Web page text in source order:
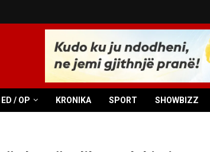
ED / OP KRONIKA SPORT SHOWBIZZ